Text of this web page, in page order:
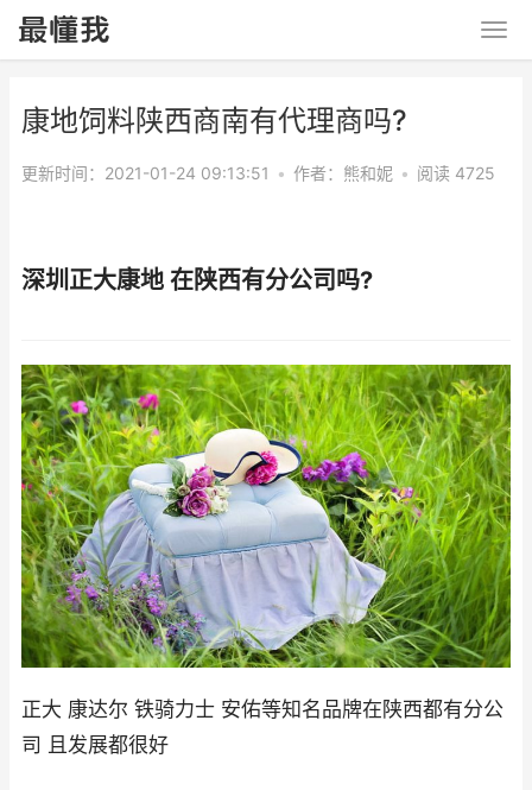
康地饲料陕西商南有代理商吗?
更新时间：2021-01-24 09:13:51 • 作者： 熊和妮 • 阅读 4725
深圳正大康地 在陕西有分公司吗?
正大 康达尔 铁骑力士 安佑等知名品牌在陕西都有分公
司 且发展都很好